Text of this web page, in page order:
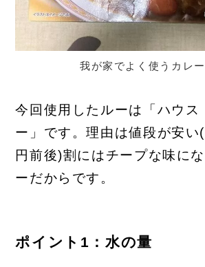
我が家でよく使うカレ
今回使用したルーは「ハウス
ー」です。理由は値段が安
円前後)割にはチープな味に
ーだからです。
ポイント1：水の量